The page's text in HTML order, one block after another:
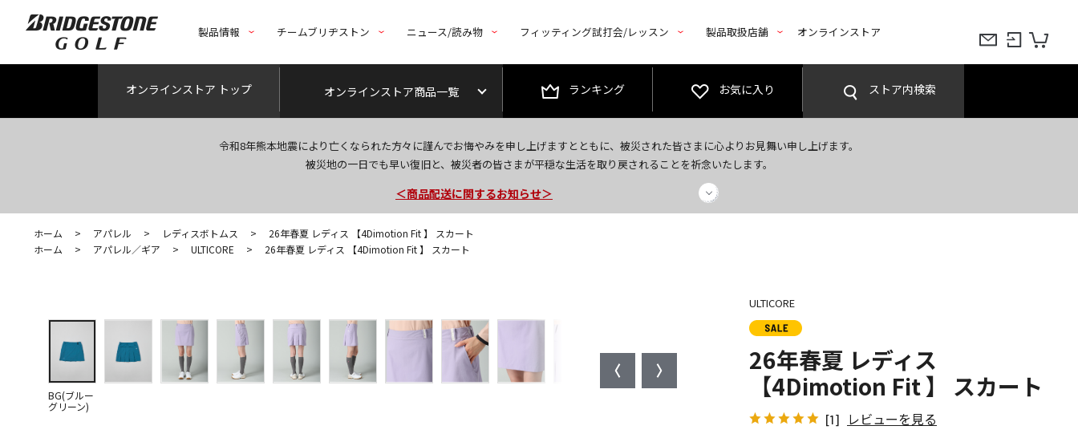
製品情報 チームブリヂストン ニュース/読み物 フィッティング試打会/レッスン 製品取扱店舗 オンラインストア
オンラインストア トップ オンラインストア商品一覧 ランキング お気に入り ストア内検索
令和8年熊本地震により亡くなられた方々に謹んでお悔やみを申し上げますとともに、被災された皆さまに心よりお見舞い申し上げます。
被災地の一日でも早い復旧と、被災者の皆さまが平穏な生活を取り戻されることを祈念いたします。
今なら新規会員登録で1,000円OFFクーポンプレゼント！
＜夏季休暇中のご注文・発送・お問い合わせ＞
ホーム > アパレル > レディスボトムス >
26年春夏 レディス 【4Dimotion Fit 】 スカート
ホーム
> アパレル／ギア > ULTICORE > 26年春夏 レディス 【4Dimotion Fit 】 スカート
BG(ブルー
グリーン)
ULTICORE
26年春夏 レディス
【4Dimotion Fit 】 スカート
[1] レビューを見る